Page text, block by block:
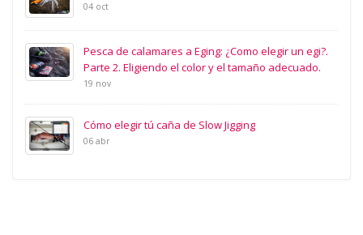
04 oct
Pesca de calamares a Eging: ¿Como elegir un egi?.
Parte 2. Eligiendo el color y el tamaño adecuado.
19 nov
Cómo elegir tú caña de Slow Jigging
06 abr